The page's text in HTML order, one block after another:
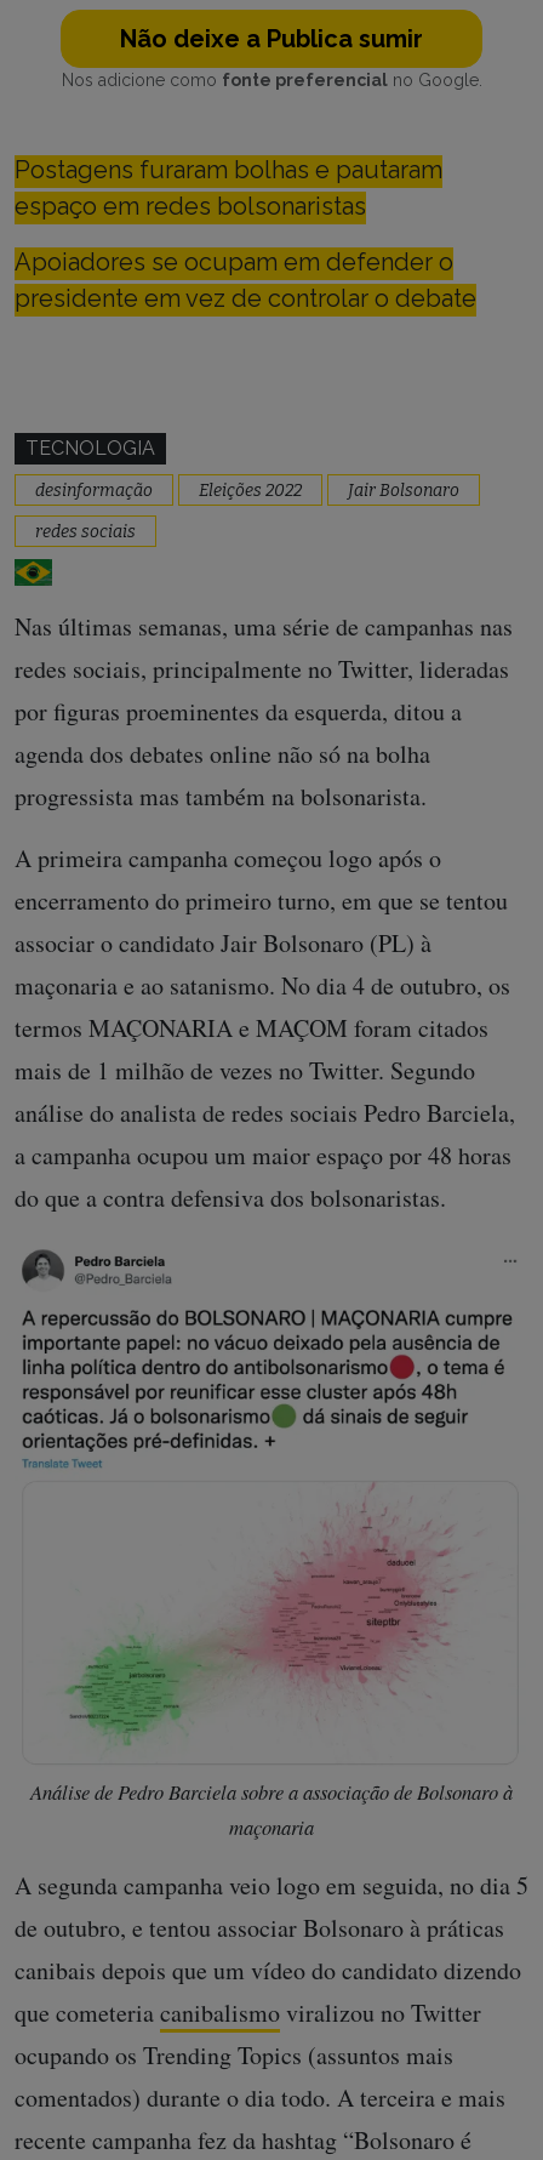
Não deixe a Publica sumir
Nos adicione como fonte preferencialno Google.
Postagens furaram bolhas e pautaram
espaço em redes bolsonaristas
Apoiadores se ocupam em defender o
presidente em vez de controlar o debate
TECNOLOGIA
desinformação Eleições 2022
Jair Bolsonaro
redes sociais
Nas últimas semanas, uma série de campanhas nas
redes sociais, principalmente no Twitter, lideradas
por figuras proeminentes da esquerda, ditou a
agenda dos debates online não só na bolha
progressista mas também na bolsonarista.
A primeira campanha começou logo após o
encerramento do primeiro turno, em que se tentou
associar o candidato Jair Bolsonaro (PL) à
maçonaria e ao satanismo. No dia 4 de outubro, os
termos MAÇONARIA e MAÇOM foram citados
mais de 1 milhão de vezes no Twitter. Segundo
análise do analista de redes sociais Pedro Barciela,
a campanha ocupou um maior espaço por 48 horas
do que a contra defensiva dos bolsonaristas.
Análise de Pedro Barciela sobre a associação de Bolsonaro à
maçonaria
A segunda campanha veio logo em seguida, no dia 5
de outubro, e tentou associar Bolsonaro à práticas
canibais depois que um vídeo do candidato dizendo
que cometeriacanibalismoviralizou no Twitter
ocupando os Trending Topics (assuntos mais
comentados) durante o dia todo. A terceira e mais
recente campanha fez da hashtag “Bolsonaro é